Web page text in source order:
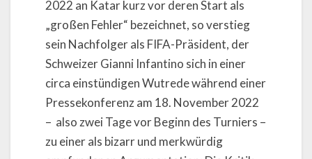
2022 an Katar kurz vor deren Start als
„großen Fehler“ bezeichnet, so verstieg
sein Nachfolger als FIFA-Präsident, der
Schweizer Gianni Infantino sich in einer
circa einstündigen Wutrede während einer
Pressekonferenz am 18. November 2022
– also zwei Tage vor Beginn des Turniers –
zu einer als bizarr und merkwürdig